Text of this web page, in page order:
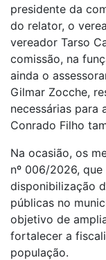
presidente da
do relator, o
vereador Tarso
comissão, na
ainda o
Gilmar Zocche,
necessárias para
Conrado Filho
Na ocasião, os
nº 006/2026,
disponibilização
públicas no
objetivo de
fortalecer a
população.